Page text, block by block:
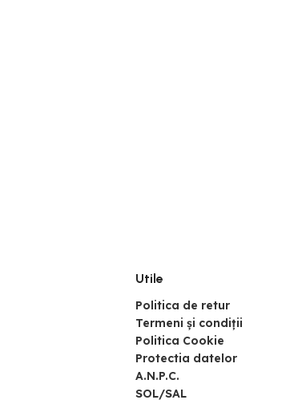
Utile
Politica de retur
Termeni și condiții
Politica Cookie
Protectia datelor
A.N.P.C.
SOL/SAL